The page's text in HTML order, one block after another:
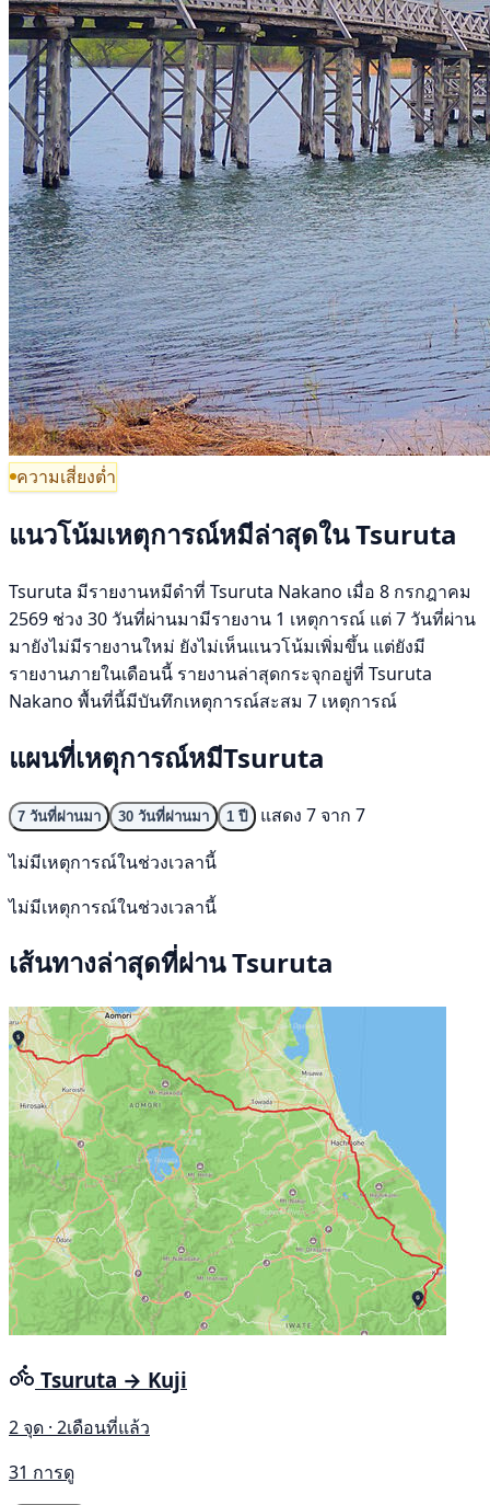
ความเสี่ยงต่ำ
แนวโน้มเหตุการณ์หมีล่าสุดใน Tsuruta
Tsuruta มีรายงานหมีดำที่ Tsuruta Nakano เมื่อ 8 กรกฎาคม
2569 ช่วง 30 วันที่ผ่านมามีรายงาน 1 เหตุการณ์ แต่ 7 วันที่ผ่าน
มายังไม่มีรายงานใหม่ ยังไม่เห็นแนวโน้มเพิ่มขึ้น แต่ยังมี
รายงานภายในเดือนนี้ รายงานล่าสุดกระจุกอยู่ที่ Tsuruta
Nakano พื้นที่นี้มีบันทึกเหตุการณ์สะสม 7 เหตุการณ์
แผนที่เหตุการณ์หมีTsuruta
7 วันที่ผ่านมา 30 วันที่ผ่านมา 1 ปี
แสดง 7 จาก 7
ไม่มีเหตุการณ์ในช่วงเวลานี้
ไม่มีเหตุการณ์ในช่วงเวลานี้
เส้นทางล่าสุดที่ผ่าน Tsuruta
Tsuruta → Kuji
2 จุด · 2เดือนที่แล้ว
31 การดู